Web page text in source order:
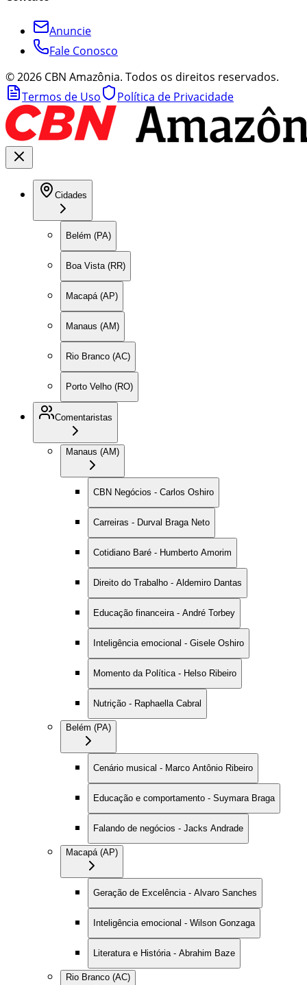
Anuncie
Fale Conosco
©2026 CBN Amazônia. Todos os direitos reservados.
Termos de Uso
Política de Privacidade
Cidades
Belém (PA)
Boa Vista (RR)
Macapá (AP)
Manaus (AM)
Rio Branco (AC)
Porto Velho (RO)
Comentaristas
Manaus (AM)
CBN Negócios - Carlos Oshiro
Carreiras - Durval Braga Neto
Cotidiano Baré - Humberto Amorim
Direito do Trabalho - Aldemiro Dantas
Educação financeira - André Torbey
Inteligência emocional - Gisele Oshiro
Momento da Política - Helso Ribeiro
Nutrição - Raphaella Cabral
Belém (PA)
Cenário musical - Marco Antônio Ribeiro
Educação e comportamento - Suymara Braga
Falando de negócios - Jacks Andrade
Macapá (AP)
Geração de Excelência - Alvaro Sanches
Inteligência emocional - Wilson Gonzaga
Literatura e História - Abrahim Baze
Rio Branco (AC)